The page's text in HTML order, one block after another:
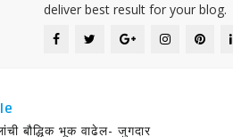
deliver best result for your blog.
बौद्धिक भूक वाढेल- जुगदार